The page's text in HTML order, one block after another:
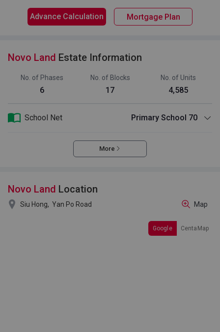
Advance Calculation Mortgage Plan
Novo Land Estate Information
No. of Phases
6
No. of Blocks
17
No. of Units
4,585
School Net Primary School 70
More
Novo Land Location
 Siu Hong, Yan Po Road
Google CentaMap
Map